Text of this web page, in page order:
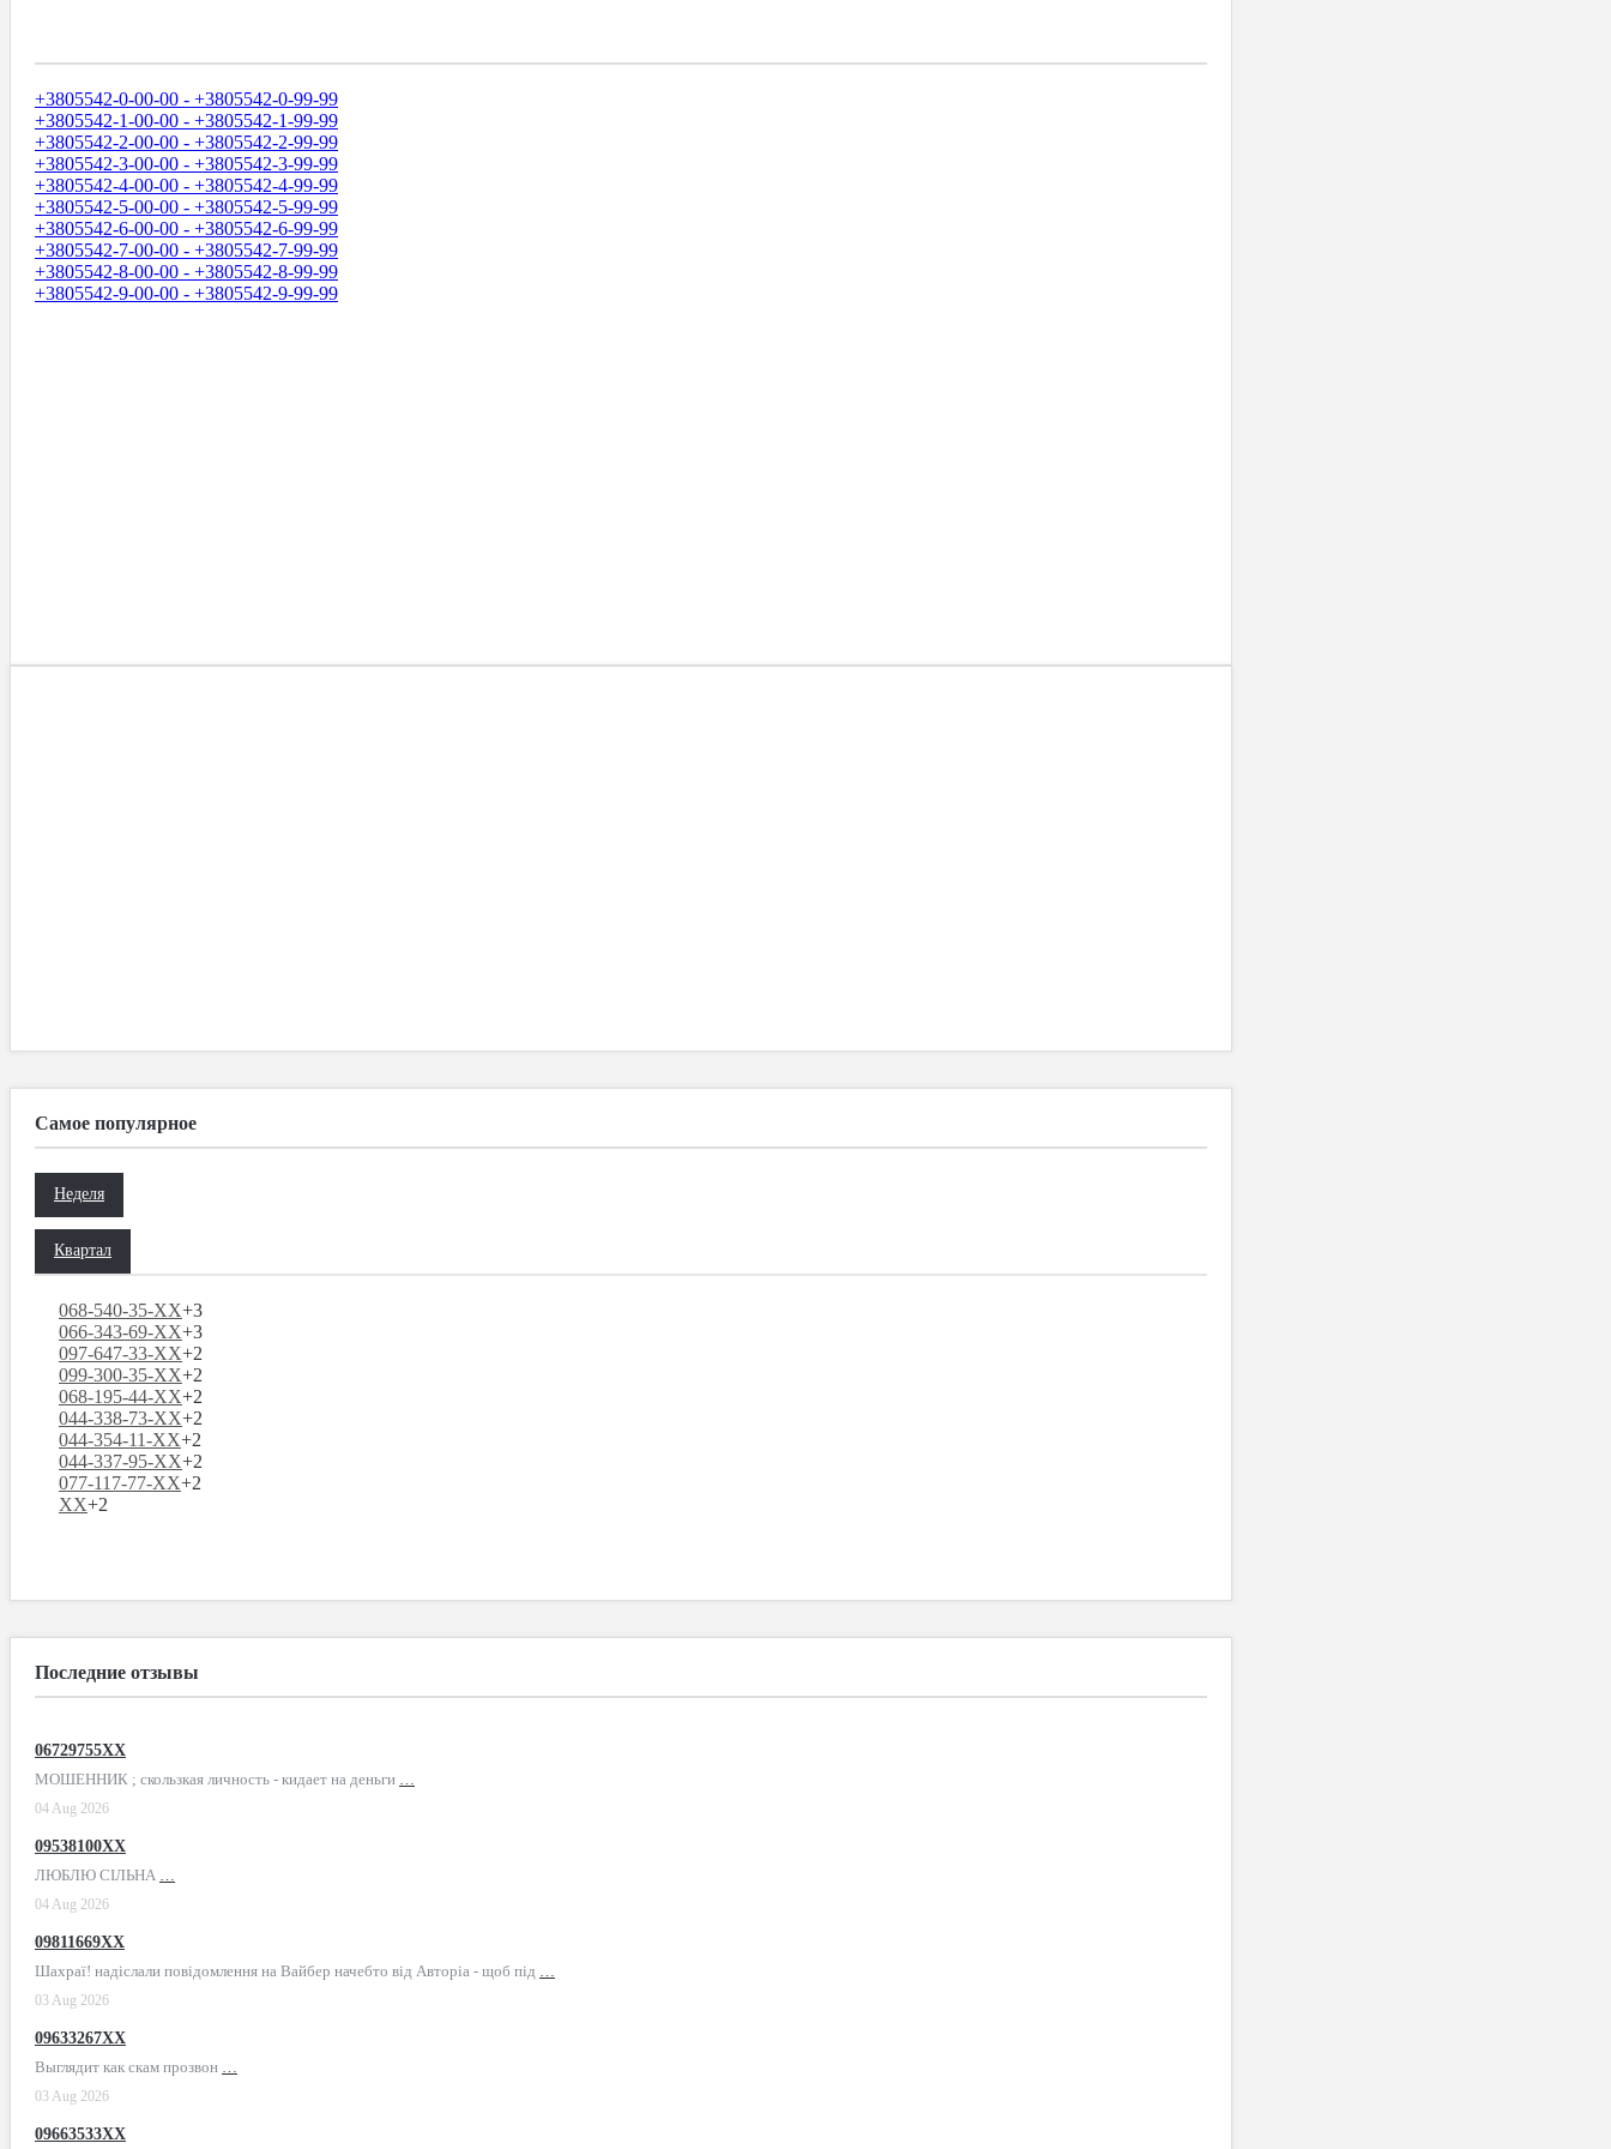
+3805542-0-00-00 - +3805542-0-99-99
+3805542-1-00-00 - +3805542-1-99-99
+3805542-2-00-00 - +3805542-2-99-99
+3805542-3-00-00 - +3805542-3-99-99
+3805542-4-00-00 - +3805542-4-99-99
+3805542-5-00-00 - +3805542-5-99-99
+3805542-6-00-00 - +3805542-6-99-99
+3805542-7-00-00 - +3805542-7-99-99
+3805542-8-00-00 - +3805542-8-99-99
+3805542-9-00-00 - +3805542-9-99-99
Самое популярное
Неделя
Квартал
068-540-35-XX+3
066-343-69-XX+3
097-647-33-XX+2
099-300-35-XX+2
068-195-44-XX+2
044-338-73-XX+2
044-354-11-XX+2
044-337-95-XX+2
077-117-77-XX+2
XX+2
Последние отзывы
06729755XX
МОШЕННИК ; скользкая личность - кидает на деньги …
04 Aug 2026
09538100XX
ЛЮБЛЮ СІЛЬНА …
04 Aug 2026
09811669XX
Шахраї! надіслали повідомлення на Вайбер начебто від Авторіа - щоб під …
03 Aug 2026
09633267XX
Выглядит как скам прозвон …
03 Aug 2026
09663533XX